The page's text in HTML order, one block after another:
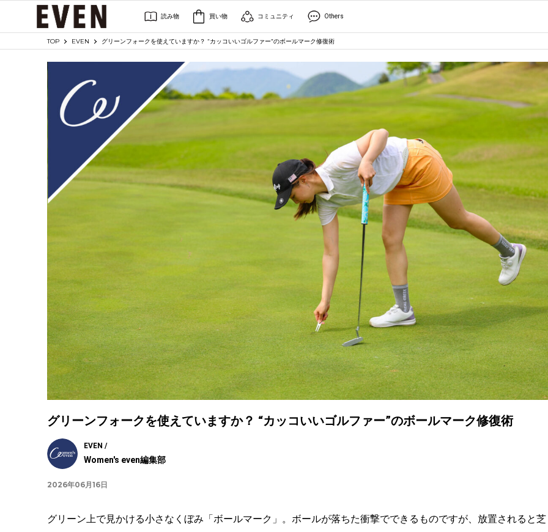
読み物 買い物 コミュニティ Others
TOP EVEN グリーンフォークを使えていますか？ “カッコいいゴルファー”のボールマーク修復術
グリーンフォークを使えていますか？ “カッコいいゴルファー”のボールマーク修復術
EVEN /
Women's even編集部
2026年06月16日
グリーン上で見かける小さなくぼみ「ボールマーク」。ボールが落ちた衝撃でできるものですが、放置されると芝